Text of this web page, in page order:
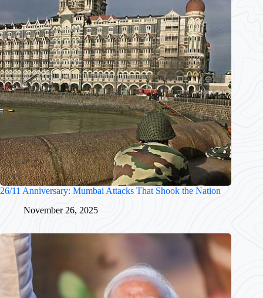
26/11 Anniversary: Mumbai Attacks That Shook the Nation
November 26, 2025